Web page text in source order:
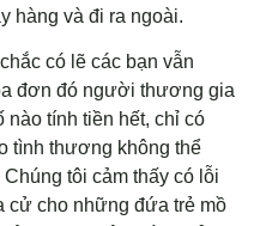
hàng và đi ra ngoài.
có lẽ các bạn vẫn
đơn đó người thương gia
nào tính tiền hết, chỉ có
tình thương không thể
tôi cảm thấy có lỗi
cử cho những đứa trẻ mồ